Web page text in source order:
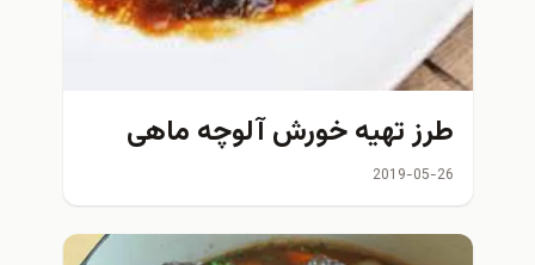
تهیه خورش آلوچه ماهی